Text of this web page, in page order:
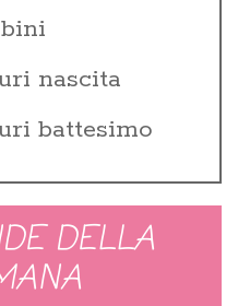
nascita
battesimo
DELLA